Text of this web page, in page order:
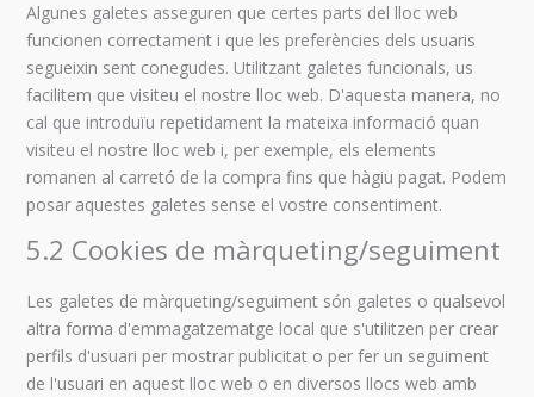
Algunes galetes asseguren que certes parts del lloc web
funcionen correctament i que les preferències dels usuaris
segueixin sent conegudes. Utilitzant galetes funcionals, us
facilitem que visiteu el nostre lloc web. D'aquesta manera, no
cal que introduïu repetidament la mateixa informació quan
visiteu el nostre lloc web i, per exemple, els elements
romanen al carretó de la compra fins que hàgiu pagat. Podem
posar aquestes galetes sense el vostre consentiment.
5.2 Cookies de màrqueting/seguiment
Les galetes de màrqueting/seguiment són galetes o qualsevol
altra forma d'emmagatzematge local que s'utilitzen per crear
perfils d'usuari per mostrar publicitat o per fer un seguiment
de l'usuari en aquest lloc web o en diversos llocs web amb